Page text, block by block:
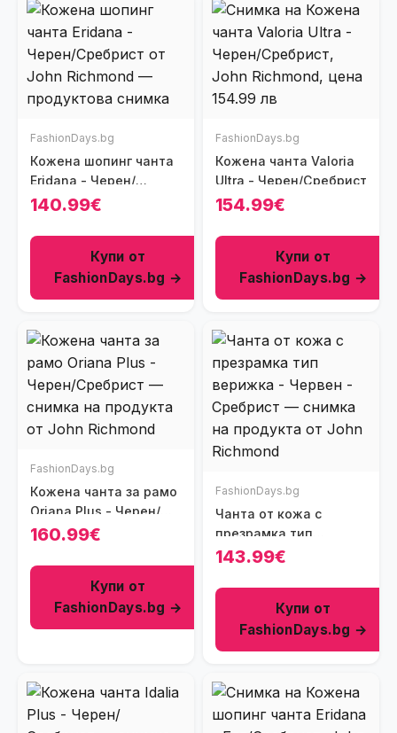
FashionDays.bg
Кожена шопинг чанта
Eridana - Черен/
Сребрист
140.99€
Купи от
FashionDays.bg →
FashionDays.bg
Кожена чанта Valoria
Ultra - Черен/Сребрист
154.99€
Купи от
FashionDays.bg →
FashionDays.bg
Кожена чанта за рамо
Oriana Plus - Черен/
Сребрист
160.99€
Купи от
FashionDays.bg →
FashionDays.bg
Чанта от кожа с
презрамка тип
верижка - Червен -
143.99€
Купи от
FashionDays.bg →